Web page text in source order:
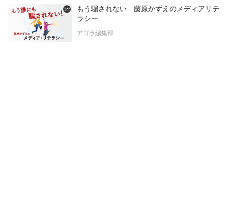
もう騙されない 藤原かずえのメディアリテ
ラシー
アゴラ編集部